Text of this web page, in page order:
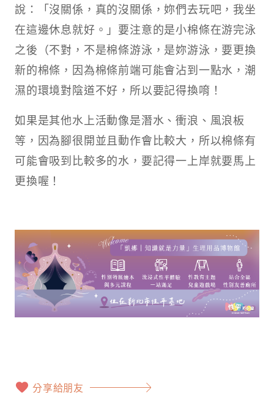
說：「沒關係，真的沒關係，妳們去玩吧，我坐
在這邊休息就好。」要注意的是小棉條在游完泳
之後（不對，不是棉條游泳，是妳游泳，要更換
新的棉條，因為棉條前端可能會沾到一點水，潮
濕的環境對陰道不好，所以要記得換唷！
如果是其他水上活動像是潛水、衝浪、風浪板
等，因為腳很開並且動作會比較大，所以棉條有
可能會吸到比較多的水，要記得一上岸就要馬上
更換喔！
分享給朋友